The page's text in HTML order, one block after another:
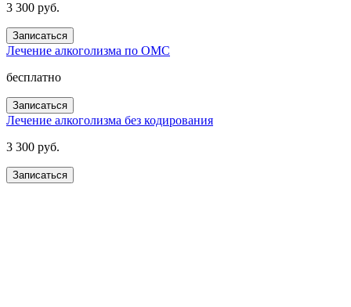
3 300 руб.
Записаться
Лечение алкоголизма по ОМС
бесплатно
Записаться
Лечение алкоголизма без кодирования
3 300 руб.
Записаться